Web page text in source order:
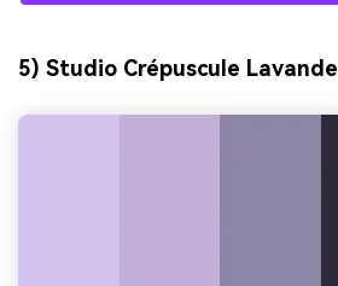
5) Studio Crépuscule Lavande